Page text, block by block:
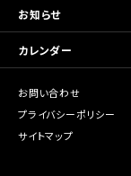
お知らせ
カレンダー
お問い合わせ
プライバシーポリシー
サイトマップ